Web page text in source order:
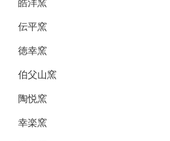
皓洋窯
伝平窯
徳幸窯
伯父山窯
陶悦窯
幸楽窯